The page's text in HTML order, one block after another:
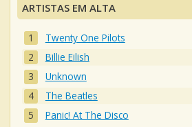
ARTISTAS EM ALTA
Twenty One Pilots
Billie Eilish
Unknown
The Beatles
Panic! At The Disco